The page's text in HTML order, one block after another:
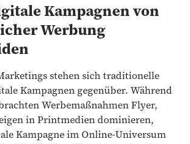
Kampagnen von
Werbung
stehen sich traditionelle
Kampagnen gegenüber. Während
Werbemaßnahmen Flyer,
in Printmedien dominieren,
Kampagne im Online-Universum